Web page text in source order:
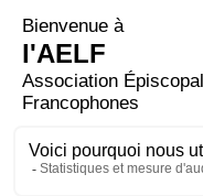
mais délivre-nous du
Car, si vous
votre Père céleste
Mais si vous ne
votre Père non plus
– Acclamons la Parole